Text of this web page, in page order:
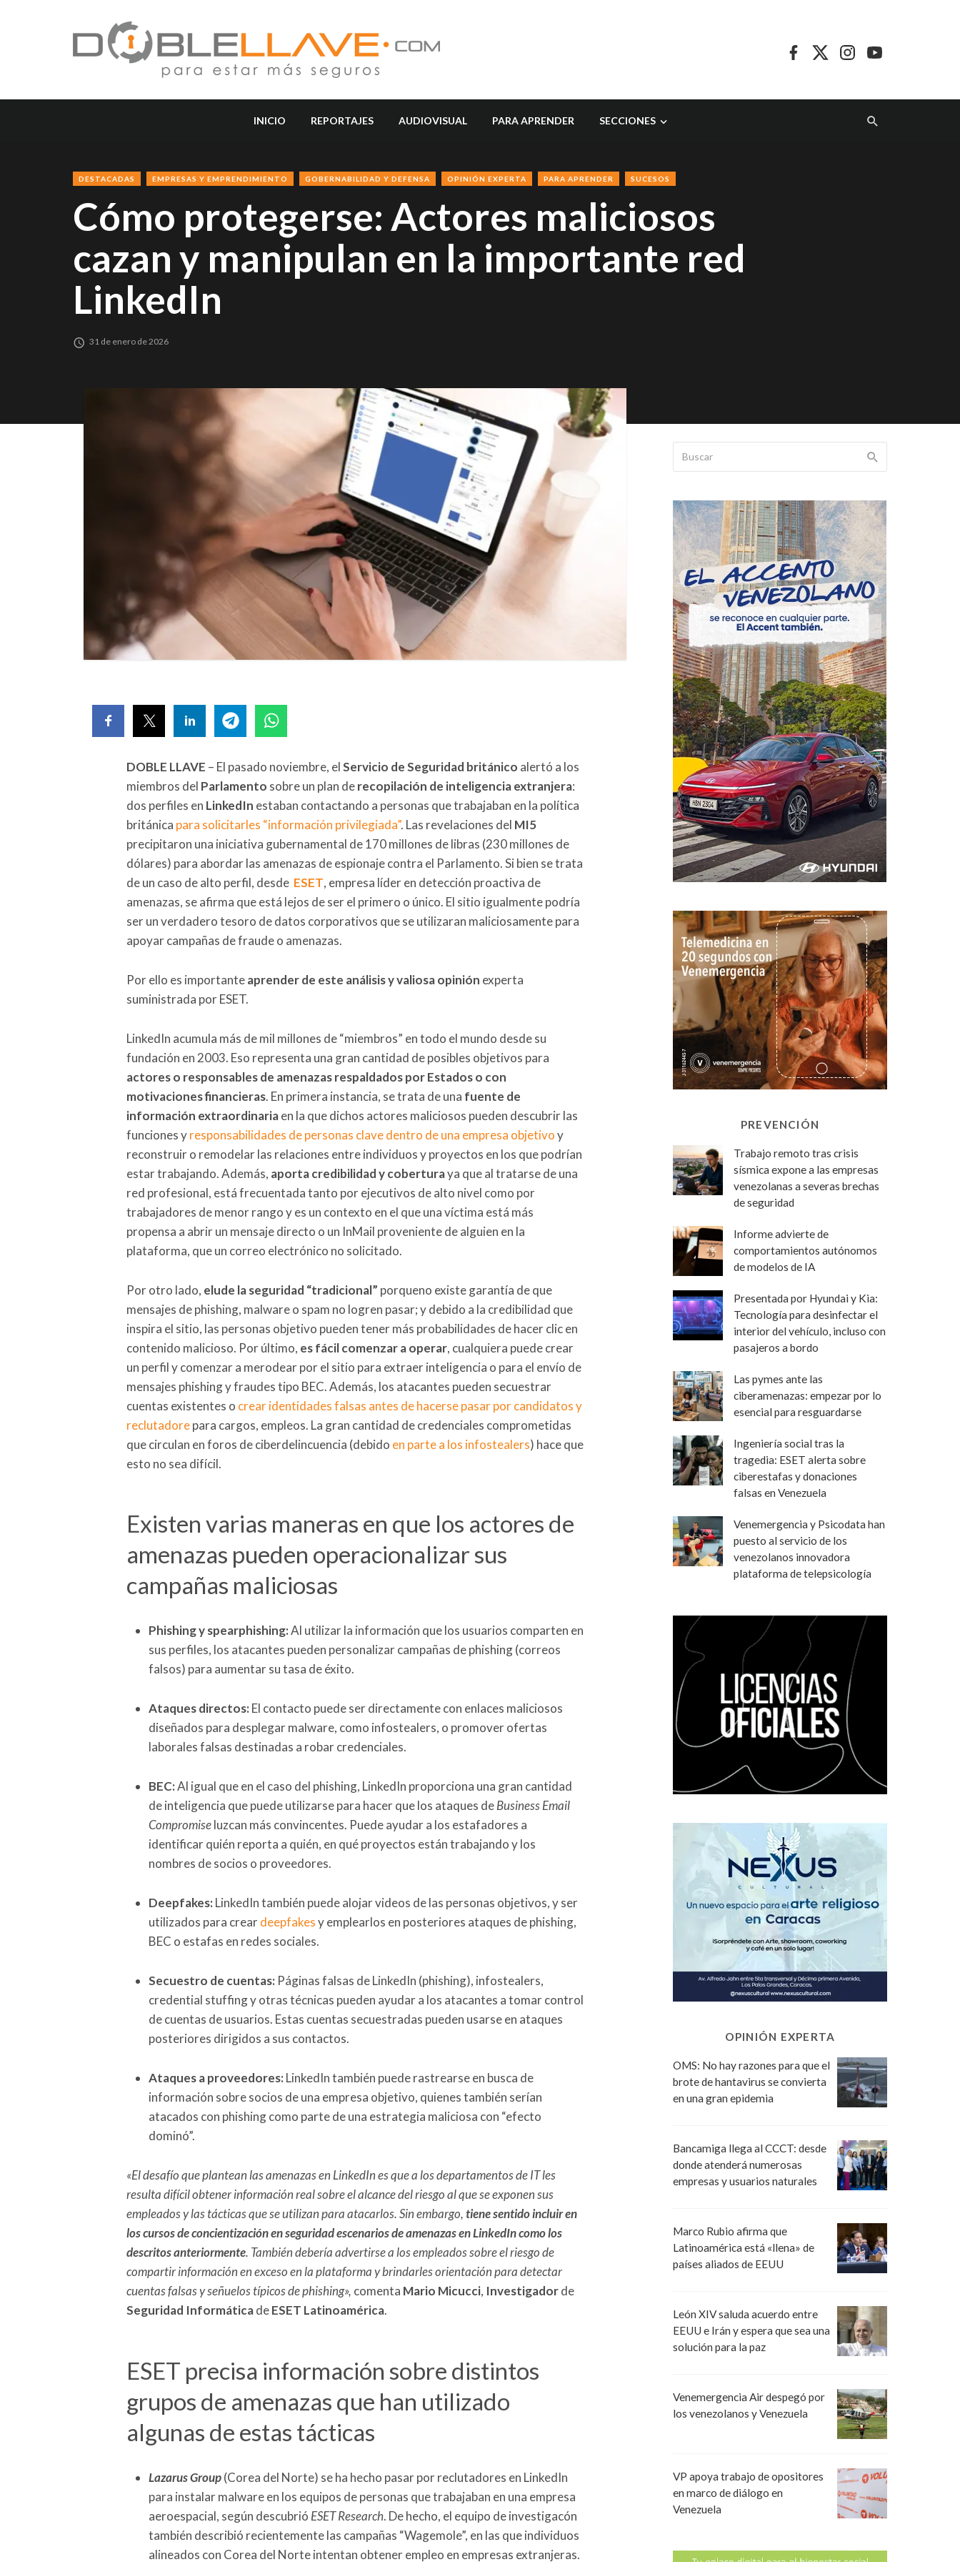
INICIO REPORTAJES AUDIOVISUAL PARA APRENDER SECCIONES
DESTACADAS EMPRESAS Y EMPRENDIMIENTO GOBERNABILIDAD Y DEFENSA OPINIÓN EXPERTA PARA APRENDER SUCESOS
Cómo protegerse: Actores maliciosos
cazan y manipulan en la importante red
LinkedIn
31 de enero de 2026
DOBLE LLAVE – El pasado noviembre, elServicio de Seguridad británico alertó a los
miembros del Parlamento sobre un plan derecopilación de inteligencia extranjera:
dos perfiles en LinkedIn estaban contactando a personas que trabajaban en la política
británica para solicitarles “información privilegiada”. Las revelaciones del MI5
precipitaron una iniciativa gubernamental de 170 millones de libras (230 millones de
dólares) para abordar las amenazas de espionaje contra el Parlamento. Si bien se trata
de un caso de alto perfil, desde ESET, empresa líder en detección proactiva de
amenazas, se afirma que está lejos de ser el primero o único. El sitio igualmente podría
ser un verdadero tesoro de datos corporativos que se utilizaran maliciosamente para
apoyar campañas de fraude o amenazas.
Por ello es importanteaprender de este análisis y valiosa opinión experta
suministrada por ESET.
LinkedIn acumula más de mil millones de “miembros” en todo el mundo desde su
fundación en 2003. Eso representa una gran cantidad de posibles objetivos para
actores o responsables de amenazasrespaldados por Estadoso con
motivaciones financieras. En primera instancia, se trata de una fuente de
información extraordinariaen la que dichos actores maliciosos pueden descubrir las
funciones yresponsabilidades de personas clave dentro de una empresa objetivoy
reconstruir o remodelar las relaciones entre individuos y proyectos en los que podrían
estar trabajando. Además, aporta credibilidad y coberturaya que al tratarse de una
red profesional, está frecuentada tanto por ejecutivos de alto nivel como por
trabajadores de menor rango y es un contexto en el que una víctima está más
propensa a abrir un mensaje directo o un InMail proveniente de alguien en la
plataforma, que un correo electrónico no solicitado.
Por otro lado, elude la seguridad “tradicional” porqueno existe garantía de que
mensajes de phishing, malware o spam no logren pasar; y debido a la credibilidad que
inspira el sitio, las personas objetivo pueden tener más probabilidades de hacer clic en
contenido malicioso. Por último, es fácil comenzar a operar, cualquiera puede crear
un perfil y comenzar a merodear por el sitio para extraer inteligencia o para el envío de
mensajes phishing y fraudes tipo BEC. Además, los atacantes pueden secuestrar
cuentas existentes o crear identidades falsas antes de hacerse pasar por candidatos y
reclutadorepara cargos, empleos. La gran cantidad de credenciales comprometidas
que circulan en foros de ciberdelincuencia (debido en parte a los infostealers) hace que
esto no sea difícil.
Existen varias maneras en que los actores de
amenazas pueden operacionalizar sus
campañas maliciosas
Phishing y spearphishing:Al utilizar la información que los usuarios comparten en
sus perfiles, los atacantes pueden personalizar campañas de phishing (correos
falsos) para aumentar su tasa de éxito.
Ataques directos: El contacto puede ser directamente con enlaces maliciosos
diseñados para desplegar malware, como infostealers, o promover ofertas
laborales falsas destinadas a robar credenciales.
BEC:Al igual que en el caso del phishing, LinkedIn proporciona una gran cantidad
de inteligencia que puede utilizarse para hacer que los ataques deBusiness Email
Compromiseluzcan más convincentes. Puede ayudar a los estafadores a
identificar quién reporta a quién, en qué proyectos están trabajando y los
nombres de socios o proveedores.
Deepfakes: LinkedIn también puede alojar videos de las personas objetivos, y ser
utilizados para creardeepfakesy emplearlos en posteriores ataques de phishing,
BEC o estafas en redes sociales.
Secuestro de cuentas: Páginas falsas de LinkedIn (phishing), infostealers,
credential stuffing y otras técnicas pueden ayudar a los atacantes a tomar control
de cuentas de usuarios. Estas cuentas secuestradas pueden usarse en ataques
posteriores dirigidos a sus contactos.
Ataques a proveedores: LinkedIn también puede rastrearse en busca de
información sobre socios de una empresa objetivo, quienes también serían
atacados con phishing como parte de una estrategia maliciosa con “efecto
dominó”.
«El desafío que plantean las amenazas en LinkedIn es que a los departamentos de IT les
resulta difícil obtener información real sobre el alcance del riesgo al que se exponen sus
empleados y las tácticas que se utilizan para atacarlos. Sin embargo,tiene sentido incluir en
los cursos de concientización en seguridad escenarios de amenazas en LinkedIn como los
descritos anteriormente. También debería advertirse a los empleados sobre el riesgo de
compartir información en exceso en la plataforma y brindarles orientación para detectar
cuentas falsas y señuelos típicos de phishing», comenta Mario Micucci, Investigadorde
Seguridad InformáticadeESET Latinoamérica.
ESET precisa información sobre distintos
grupos de amenazas que han utilizado
algunas de estas tácticas
Lazarus Group(Corea del Norte) se ha hecho pasar por reclutadores en LinkedIn
para instalar malware en los equipos de personas que trabajaban en una empresa
aeroespacial, según descubrió ESET Research. De hecho, el equipo de investigacón
también describió recientemente las campañas “Wagemole”, en las que individuos
alineados con Corea del Norte intentan obtener empleo en empresas extranjeras.
PREVENCIÓN
Trabajo remoto tras crisis
sísmica expone a las empresas
venezolanas a severas brechas
de seguridad
Informe advierte de
comportamientos autónomos
de modelos de IA
Presentada por Hyundai y Kia:
Tecnología para desinfectar el
interior del vehículo, incluso con
pasajeros a bordo
Las pymes ante las
ciberamenazas: empezar por lo
esencial para resguardarse
Ingeniería social tras la
tragedia: ESET alerta sobre
ciberestafas y donaciones
falsas en Venezuela
Venemergencia y Psicodata han
puesto al servicio de los
venezolanos innovadora
plataforma de telepsicología
OPINIÓN EXPERTA
OMS: No hay razones para que el
brote de hantavirus se convierta
en una gran epidemia
Bancamiga llega al CCCT: desde
donde atenderá numerosas
empresas y usuarios naturales
Marco Rubio afirma que
Latinoamérica está «llena» de
países aliados de EEUU
León XIV saluda acuerdo entre
EEUU e Irán y espera que sea una
solución para la paz
Venemergencia Air despegó por
los venezolanos y Venezuela
VP apoya trabajo de opositores
en marco de diálogo en
Venezuela